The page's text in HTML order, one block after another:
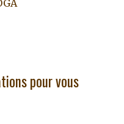
pour vous